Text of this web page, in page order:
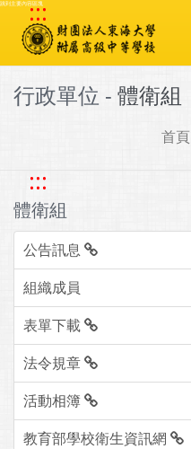
跳到主要內容區塊
:::
行政單位 - 體衛組
首頁
:::
體衛組
公告訊息
組織成員
表單下載
法令規章
活動相簿
教育部學校衛生資訊網